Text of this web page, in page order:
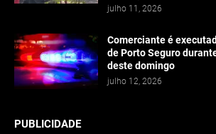
julho 11, 2026
Comerciante é
de Porto Seguro
deste domingo
julho 12, 2026
PUBLICIDADE